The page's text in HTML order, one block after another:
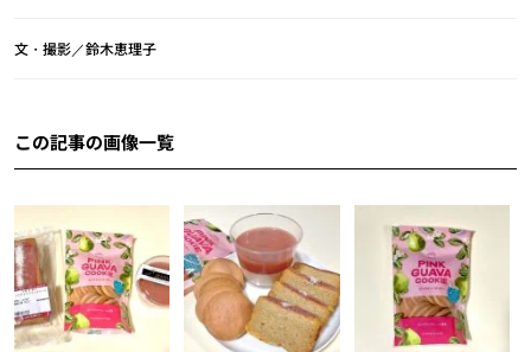
文・撮影／鈴木恵理子
この記事の画像一覧